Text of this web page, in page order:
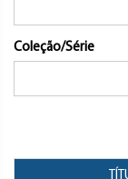
Coleção/Série